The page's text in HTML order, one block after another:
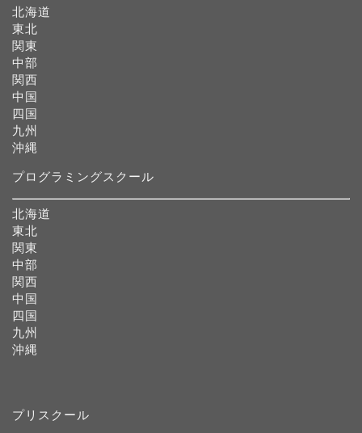
北海道
東北
関東
中部
関西
中国
四国
九州
沖縄
プログラミングスクール
北海道
東北
関東
中部
関西
中国
四国
九州
沖縄
プリスクール